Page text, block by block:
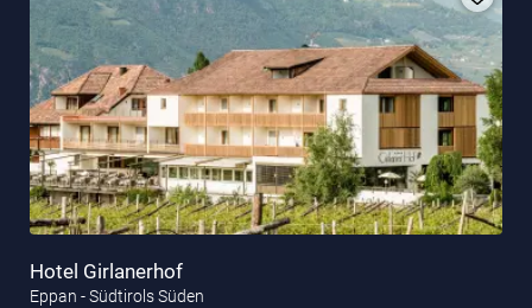
Hotel Girlanerhof
Eppan - Südtirols Süden